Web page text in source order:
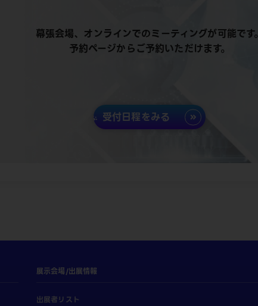
幕張会場、オンラインでのミーティングが可能です。
予約ページからご予約いただけます。
受付日程をみる
展示会場/出展情報
出展者リスト